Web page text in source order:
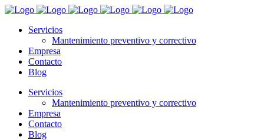
Servicios
Mantenimiento preventivo y correctivo
Empresa
Contacto
Blog
Servicios
Mantenimiento preventivo y correctivo
Empresa
Contacto
Blog